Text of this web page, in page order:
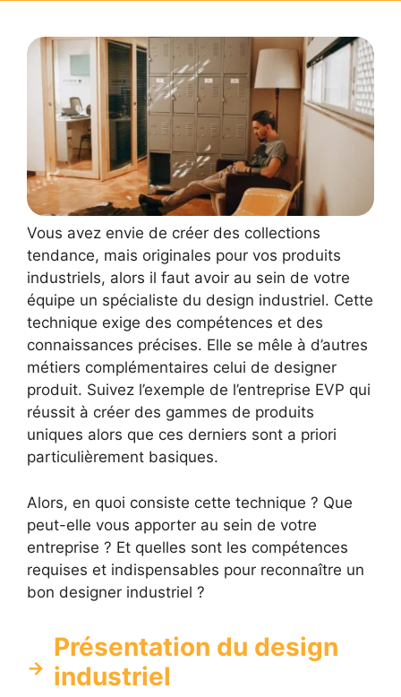
Vous avez envie de créer des collections
tendance, mais originales pour vos produits
industriels, alors il faut avoir au sein de votre
équipe un spécialiste du design industriel. Cette
technique exige des compétences et des
connaissances précises. Elle se mêle à d’autres
métiers complémentaires celui de designer
produit. Suivez l’exemple de l’entreprise EVP qui
réussit à créer des gammes de produits
uniques alors que ces derniers sont a priori
particulièrement basiques.
Alors, en quoi consiste cette technique ? Que
peut-elle vous apporter au sein de votre
entreprise ? Et quelles sont les compétences
requises et indispensables pour reconnaître un
bon designer industriel ?
Présentation du design
industriel